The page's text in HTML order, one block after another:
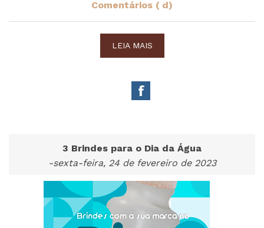
Comentários ( d)
LEIA MAIS
3 Brindes para o Dia da Água
-sexta-feira, 24 de fevereiro de 2023